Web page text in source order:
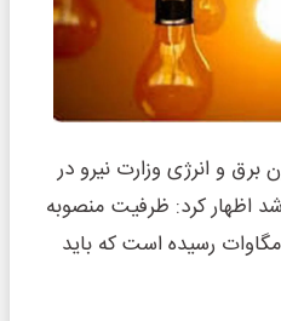
و انرژی وزارت نیرو در
اظهار کرد: ظرفیت منصوبه
به بیش از ۱۰۰ هزار مگاوات رسیده است که باید